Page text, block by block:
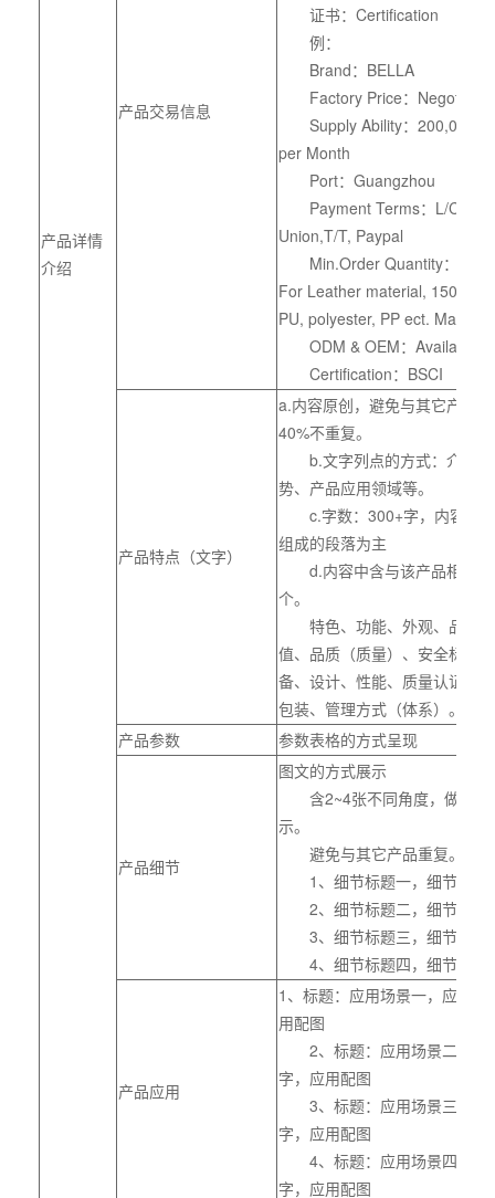
产品详情
介绍
产品交易信息
证书：Certification
例：
Brand：BELLA
Factory Price：Negotiate
Supply Ability：200,000
per Month
Port：Guangzhou
Payment Terms：L/
Union,T/T, Paypal
Min.Order Quantity：
For Leather material, 150pcs/
PU, polyester, PP ect.
ODM & OEM：Available
Certification：BSCI
产品特点（文字）
a.内容原创，避免与其它产品
40%不重复。
b.文字列点的方式：介绍产
势、产品应用领域等。
c.字数：300+字，内容建
组成的段落为主
d.内容中含与该产品相关的
个。
特色、功能、外观、品种
值、品质（质量）、安全标准
备、设计、性能、质量认证、
包装、管理方式（体系）。
产品参数
参数表格的方式呈现
产品细节
图文的方式展示
含2~4张不同角度，做好命
示。
避免与其它产品重复。
1、细节标题一，细节说明
2、细节标题二，细节说明
3、细节标题三，细节说明
4、细节标题四，细节说明
产品应用
1、标题：应用场景一，应用说
用配图
2、标题：应用场景二，应
字，应用配图
3、标题：应用场景三，应
字，应用配图
4、标题：应用场景四，应
字，应用配图